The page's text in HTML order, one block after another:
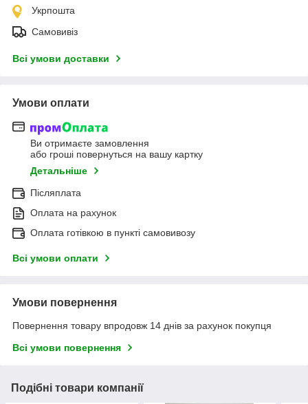
Укрпошта
Самовивіз
Всі умови доставки
Умови оплати
Ви отримаєте замовлення
або гроші повернуться на вашу картку
Детальніше
Післяплата
Оплата на рахунок
Оплата готівкою в пункті самовивозу
Всі умови оплати
Умови повернення
Повернення товару впродовж 14 днів за рахунок покупця
Всі умови повернення
Подібні товари компанії